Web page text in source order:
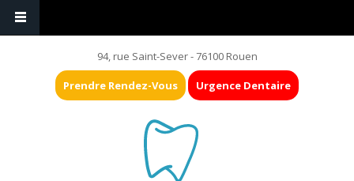
94, rue Saint-Sever - 76100 Rouen
Prendre Rendez-Vous Urgence Dentaire